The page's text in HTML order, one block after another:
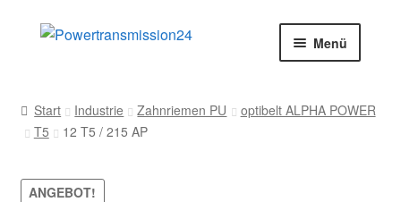
Zur
Zum
Menü
AGB
Blog
Start Industrie Zahnriemen PU
optibelt ALPHA POWER
T5
12 T5 / 215 AP
ANGEBOT!